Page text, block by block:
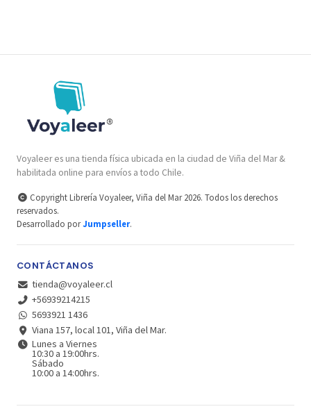
Voyaleer es una tienda física ubicada en la ciudad de Viña del Mar &
habilitada online para envíos a todo Chile.
Copyright Librería Voyaleer, Viña del Mar 2026. Todos los derechos
reservados.
Desarrollado porJumpseller.
CONTÁCTANOS
tienda@voyaleer.cl
+56939214215
5693921 1436
Viana 157, local 101, Viña del Mar.
Lunes a Viernes
10:30 a 19:00hrs.
Sábado
10:00 a 14:00hrs.